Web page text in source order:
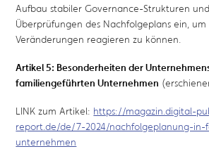
Aufbau stabiler Governance-Strukturen
Überprüfungen des Nachfolgeplans ein,
Veränderungen reagieren zu können.
Artikel 5: Besonderheiten der
familiengeführten Unternehmen
LINK zum Artikel: https://magazin.digital-
report.de/de/7-2024/nachfolgeplanung-
unternehmen